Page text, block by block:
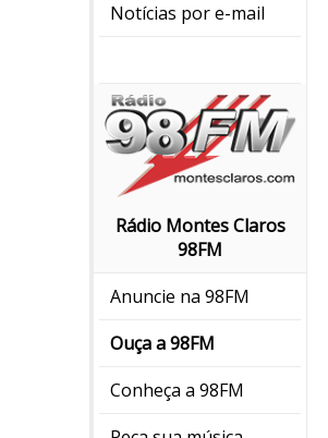
Notícias por e-mail
Rádio Montes Claros
98FM
Anuncie na 98FM
Ouça a 98FM
Conheça a 98FM